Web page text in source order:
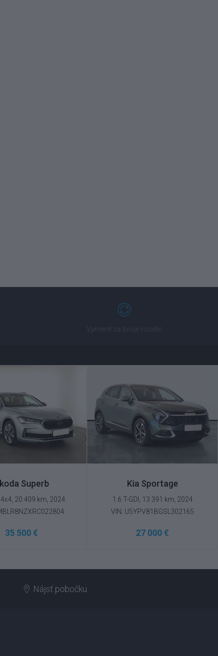
Vymeniť za svoje vozidlo
Superb
4x4, 20 409 km, 2024
35 500 €
Kia Sportage
1.6 T-GDI, 13 391 km, 2024
VIN: U5YPV81BGSL302165
27 000 €
Nájsť pobočku